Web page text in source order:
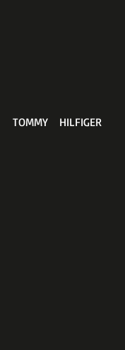
TOMMY　HILFIGER